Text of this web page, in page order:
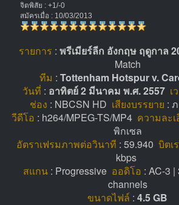
จิตพิสัย : +1/-0
สมัครเมื่อ : 10/03/2013
รายการ : พรีเมียร์ลีก อังกฤษ ฤดูกาล
Match
ทีม : Tottenham Hotspur v.
วันที่ : อาทิตย์ 2 มีนาคม พ.ศ. 2557 เ
ช่อง : NBCSN HD เสียงบรรยาย :
วีดีโอ : h264/MPEG-TS/MP4 ความละเ
พิกเซล
อัตราเฟรมภาพต่อวินาที : 59.940 บิตเ
kbps
สแกน : Progressive ออดิโอ : AC-3
channels
ขนาดไฟล์ : 4.5 GB